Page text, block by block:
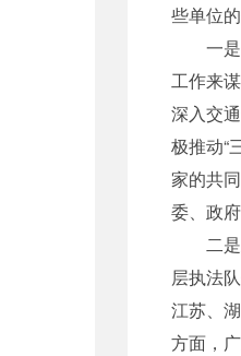
些单位
一是
工作来
深入交
极推动“
家的共
委、政
二是
层执法
江苏、
方面，